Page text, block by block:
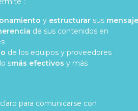
y estructurar sus
de sus contenidos en
de los equipos y proveedores
smás efectivosy más
para comunicarse con